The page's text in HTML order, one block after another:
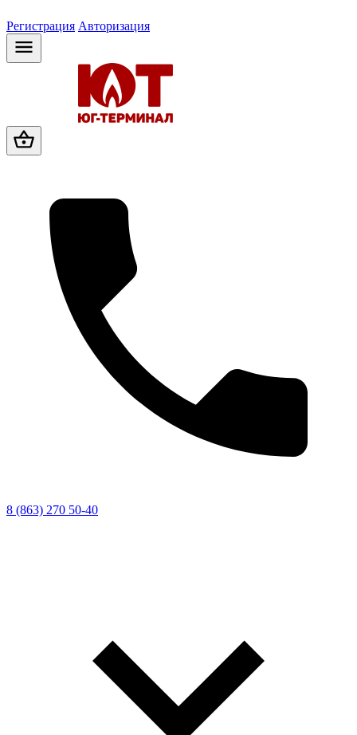
Регистрация Авторизация
8 (863) 270 50-40